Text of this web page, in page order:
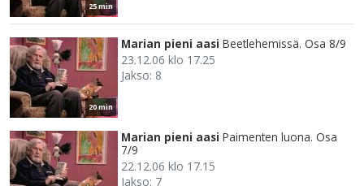
25 min
20 min
Marian pieni aasi Beetlehemissä. Osa 8/9
23.12.06 klo 17.25
Jakso: 8
Marian pieni aasi Paimenten luona. Osa
7/9
22.12.06 klo 17.15
Jakso: 7